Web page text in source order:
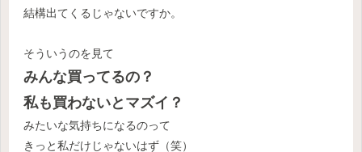
結構出てくるじゃないですか。
そういうのを見て
みんな買ってるの？
私も買わないとマズイ？
みたいな気持ちになるのって
きっと私だけじゃないはず（笑）